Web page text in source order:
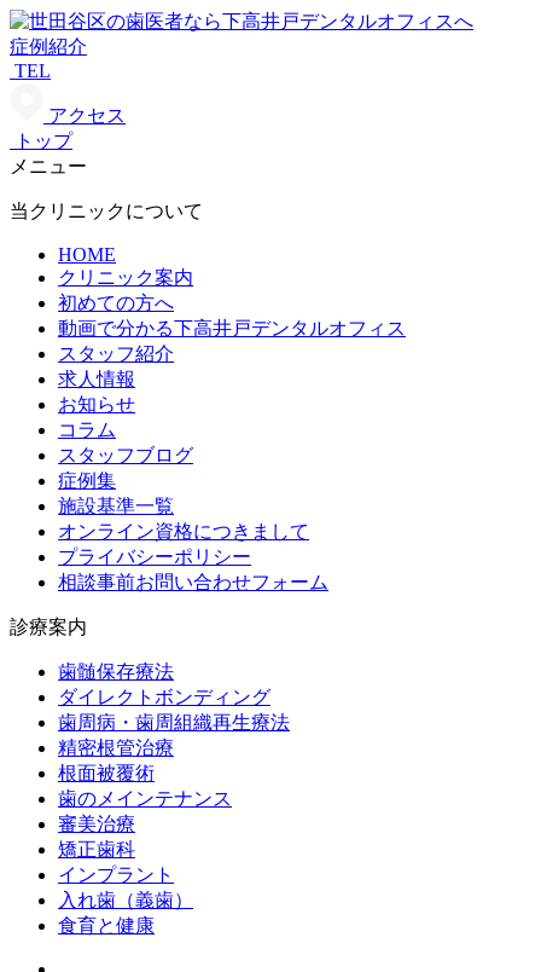
症例紹介
TEL
アクセス
トップ
メニュー
当クリニックについて
HOME
クリニック案内
初めての方へ
動画で分かる下高井戸デンタルオフィス
スタッフ紹介
求人情報
お知らせ
コラム
スタッフブログ
症例集
施設基準一覧
オンライン資格につきまして
プライバシーポリシー
相談事前お問い合わせフォーム
診療案内
歯髄保存療法
ダイレクトボンディング
歯周病・歯周組織再生療法
精密根管治療
根面被覆術
歯のメインテナンス
審美治療
矯正歯科
インプラント
入れ歯（義歯）
食育と健康